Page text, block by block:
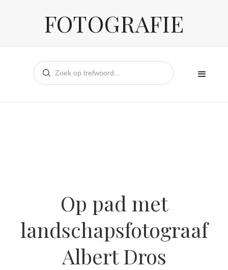
FOTOGRAFIE
Op pad met
landschapsfotograaf
Albert Dros